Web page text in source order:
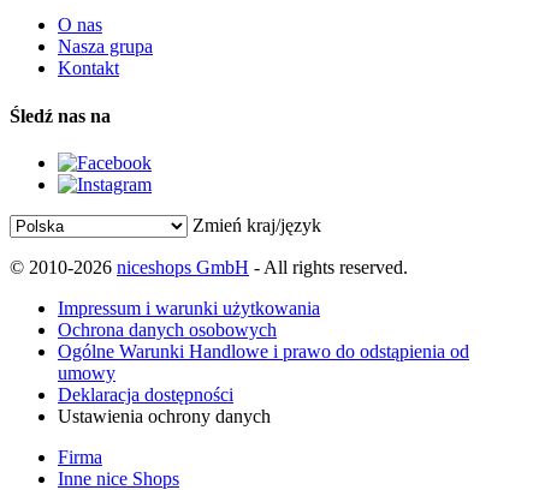
O nas
Nasza grupa
Kontakt
Śledź nas na
Zmień kraj/język
© 2010-2026 niceshops GmbH - All rights reserved.
Impressum i warunki użytkowania
Ochrona danych osobowych
Ogólne Warunki Handlowe i prawo do odstąpienia od
umowy
Deklaracja dostępności
Ustawienia ochrony danych
Firma
Inne nice Shops